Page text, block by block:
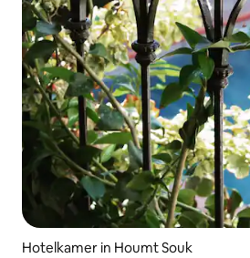
Hotelkamer in Houmt Souk